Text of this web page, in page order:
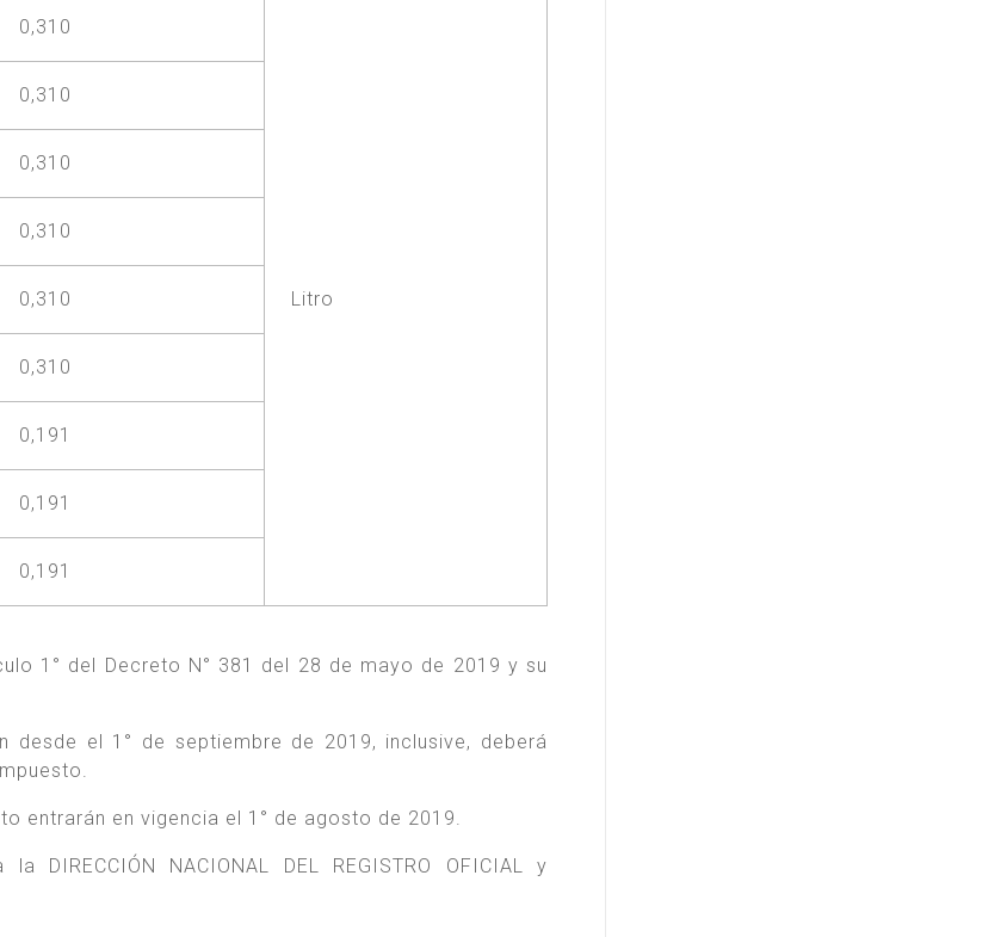
0,310
Litro
0,310
0,310
0,310
0,310
0,310
0,191
0,191
0,191
1° del Decreto N° 381 del 28 de mayo de 2019 y su
el 1° de septiembre de 2019, inclusive, deberá
entrarán en vigencia el 1° de agosto de 2019.
DIRECCIÓN NACIONAL DEL REGISTRO OFICIAL y